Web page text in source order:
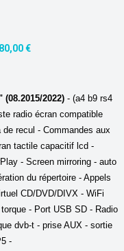
€
(08.2015/2022) - (a4 b9 rs4
radio écran compatible
recul - Commandes aux
tactile capacitif lcd -
- Screen mirroring - auto
du répertoire - Appels
CD/DVD/DIVX - WiFi
- Port USB SD - Radio
dvb-t - prise AUX - sortie
-